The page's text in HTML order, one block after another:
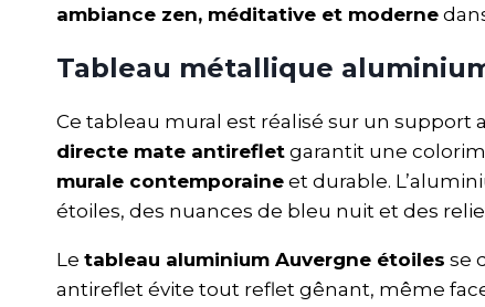
ambiance zen, méditative et moderne
Tableau métallique
Ce tableau mural est réalisé sur un support
directe mate antireflet garantit une
murale contemporaine et durable.
étoiles, des nuances de bleu nuit et des
Le tableau aluminium Auvergne étoiles se
antireflet évite tout reflet gênant, même